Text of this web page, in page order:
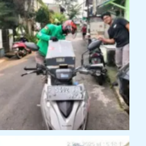
Pengiriman Perangkat
ke Lokasi Proyek Klien